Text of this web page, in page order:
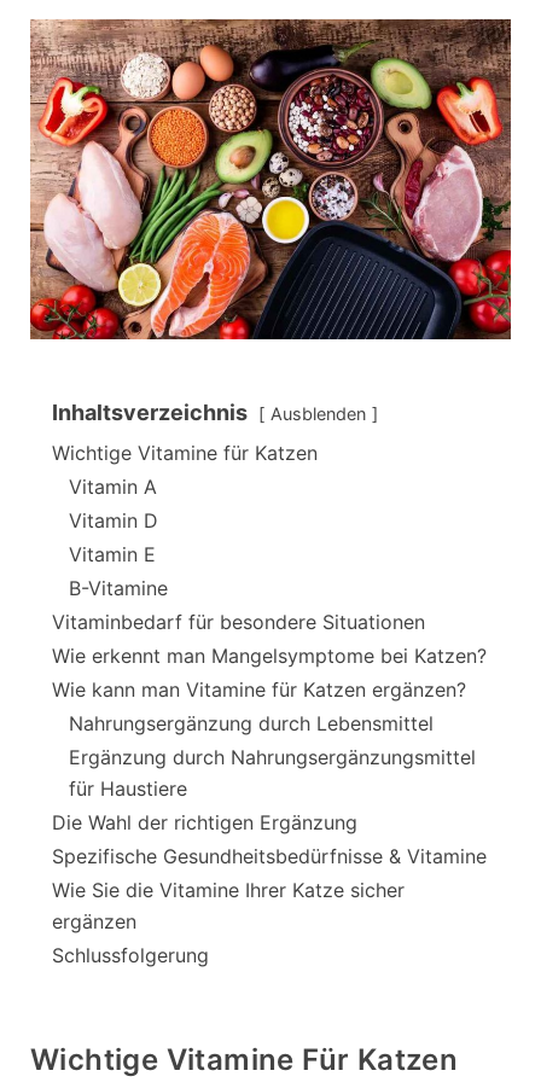
Inhaltsverzeichnis Ausblenden
Wichtige Vitamine für Katzen
Vitamin A
Vitamin D
Vitamin E
B-Vitamine
Vitaminbedarf für besondere Situationen
Wie erkennt man Mangelsymptome bei Katzen?
Wie kann man Vitamine für Katzen ergänzen?
Nahrungsergänzung durch Lebensmittel
Ergänzung durch Nahrungsergänzungsmittel
für Haustiere
Die Wahl der richtigen Ergänzung
Spezifische Gesundheitsbedürfnisse & Vitamine
Wie Sie die Vitamine Ihrer Katze sicher
ergänzen
Schlussfolgerung
Wichtige Vitamine Für Katzen